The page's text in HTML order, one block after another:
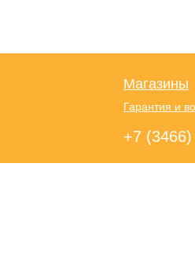
Магазины
Гарантия и
+7